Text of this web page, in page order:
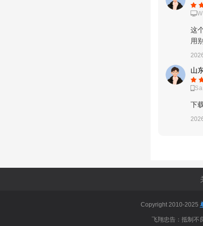
这
用
山
下
Copyright 2010-2025
飞翔忠告：抵制不